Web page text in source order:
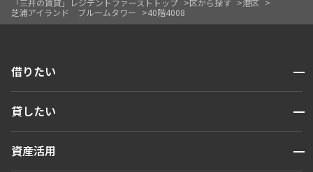
芝浦アイランド ブルームタワー
40階4008
借りたい 開閉
人気エリアから探す
貸したい 開閉
お問い合わせ
資産活用 開閉